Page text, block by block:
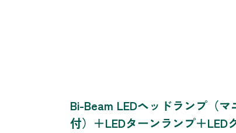
Bi-Beam LEDヘッドランプ（
付）＋LEDターンランプ＋LED